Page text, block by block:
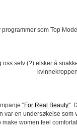
som Top Model
oss selv (?) elsker å
"For Real Beauty".
var en undersøkelse
make women feel